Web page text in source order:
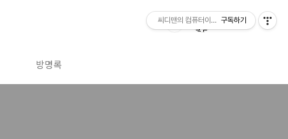
방명록
씨디맨의 컴퓨터이야기구독하기